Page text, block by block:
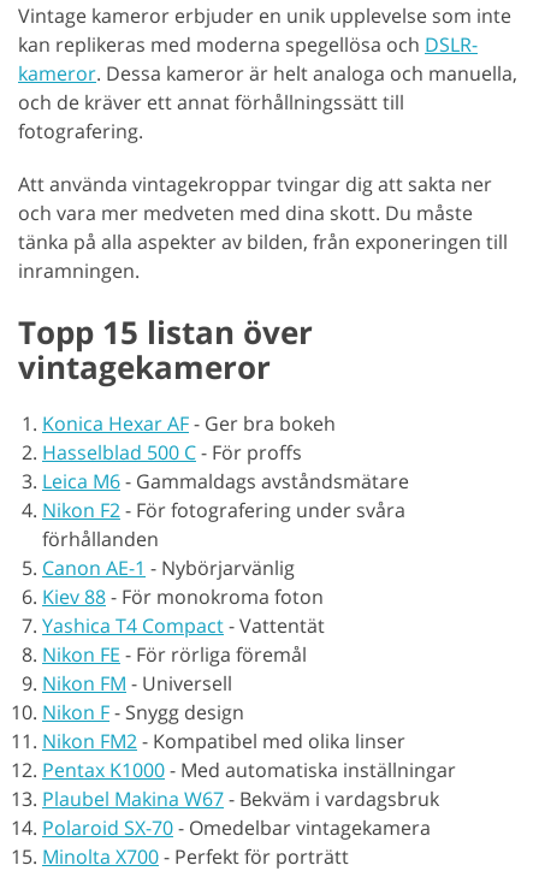
Vintage kameror erbjuder en unik upplevelse som inte
kan replikeras med moderna spegellösa och DSLR-
kameror. Dessa kameror är helt analoga och manuella,
och de kräver ett annat förhållningssätt till
fotografering.
Att använda vintagekroppar tvingar dig att sakta ner
och vara mer medveten med dina skott. Du måste
tänka på alla aspekter av bilden, från exponeringen till
inramningen.
Topp 15 listan över
vintagekameror
Konica Hexar AF- Ger bra bokeh
Hasselblad 500 C- För proffs
Leica M6- Gammaldags avståndsmätare
Nikon F2- För fotografering under svåra
förhållanden
Canon AE-1 - Nybörjarvänlig
Kiev 88- För monokroma foton
Yashica T4 Compact-Vattentät
Nikon FE - För rörliga föremål
Nikon FM - Universell
Nikon F- Snygg design
Nikon FM2- Kompatibel med olika linser
Pentax K1000- Med automatiska inställningar
Plaubel Makina W67- Bekväm i vardagsbruk
Polaroid SX-70- Omedelbar vintagekamera
Minolta X700- Perfekt för porträtt